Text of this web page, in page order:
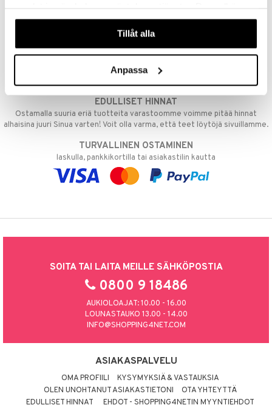
våra cookies vid fortsatt användande av vår webbplats.
Tillåt alla
Anpassa
Aina maksuton vaihtoehto, huolimatta siitä ostatko yksittäisen
tuotteen tai koko tilauksellesi joka ylittää 50 €.
NOPEAT TOIMITUKSET
Ennen kello 13.00 tehdyt tilaukset lähetetään normaalisti samana
EDULLISET HINNAT
Ostamalla suuria eriä tuotteita varastoomme voimme pitää hinnat
alhaisina juuri Sinua varten! Voit olla varma, että teet löytöjä sivuillamme.
TURVALLINEN OSTAMINEN
laskulla, pankkikortilla tai asiakastilin kautta
SOITA TAI LAITA MEILLE SÄHKÖPOSTIA
0800 9 18486
AUKIOLOAJAT: 10.00 - 16.00
LOUNASTAUKO 13.00 - 14.00
INFO@SHOPPING4NET.COM
ASIAKASPALVELU
OMA PROFIILI
KYSYMYKSIÄ & VASTAUKSIA
OLEN UNOHTANUT ASIAKASTIETONI
OTA YHTEYTTÄ
EDULLISET HINNAT
EHDOT - SHOPPING4NETIN MYYNTIEHDOT